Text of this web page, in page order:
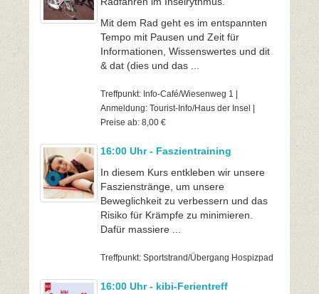
Mit dem Rad geht es im entspannten
Tempo mit Pausen und Zeit für
Informationen, Wissenswertes und dit
& dat (dies und das ...
Treffpunkt: Info-Café/Wiesenweg 1 |
Anmeldung: Tourist-Info/Haus der Insel |
Preise ab: 8,00 €
16:00 Uhr - Faszientraining
In diesem Kurs entkleben wir unsere
Faszienstränge, um unsere
Beweglichkeit zu verbessern und das
Risiko für Krämpfe zu minimieren.
Dafür massiere ...
Treffpunkt: Sportstrand/Übergang Hospizpad
16:00 Uhr - kibi-Ferientreff